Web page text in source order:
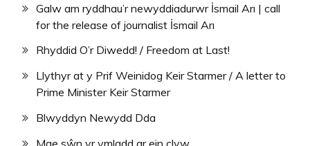
Galw am ryddhau’r newyddiadurwr İsmail Arı | call
for the release of journalist İsmail Arı
Rhyddid O’r Diwedd! / Freedom at Last!
Llythyr at y Prif Weinidog Keir Starmer / A letter to
Prime Minister Keir Starmer
Blwyddyn Newydd Dda
Mae sŵn yr ymladd ar ein clyw…